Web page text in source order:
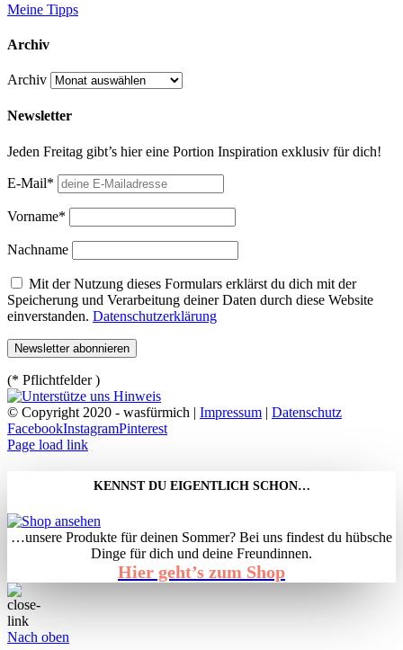
Meine Tipps
Archiv
Archiv
Newsletter
Jeden Freitag gibt’s hier eine Portion Inspiration exklusiv für dich!
E-Mail*
Vorname*
Nachname
Mit der Nutzung dieses Formulars erklärst du dich mit der
Speicherung und Verarbeitung deiner Daten durch diese Website
einverstanden. Datenschutzerklärung
(* Pflichtfelder )
© Copyright 2020 - wasfürmich | Impressum | Datenschutz
FacebookInstagramPinterest
Page load link
KENNST DU EIGENTLICH SCHON…
…unsere Produkte für deinen Sommer? Bei uns findest du hübsche
Dinge für dich und deine Freundinnen.
Hier geht’s zum Shop
Nach oben